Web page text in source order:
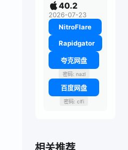
40.2
2026-07-23
NitroFlare
Rapidgator
夸克网盘
密码: nazl
百度网盘
密码: clfi